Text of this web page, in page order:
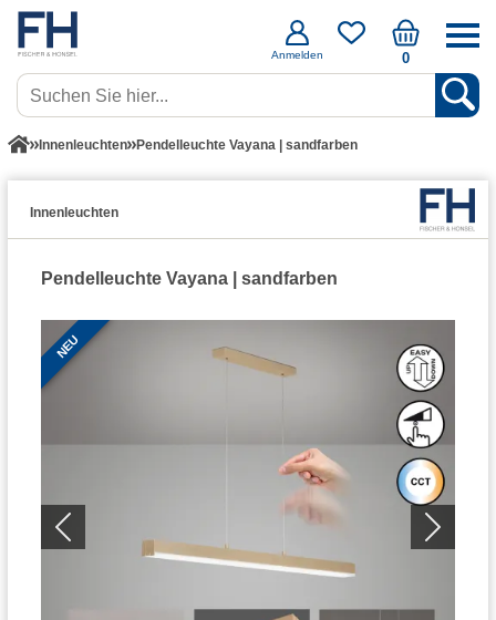
Anmelden 0
Innenleuchten Pendelleuchte Vayana | sandfarben
Innenleuchten
Pendelleuchte Vayana | sandfarben
NEU